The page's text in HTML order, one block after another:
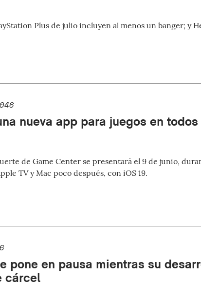
Plus de julio incluyen al menos un banger; y
nueva app para juegos en
de Game Center se presentará el 9 de junio,
TV y Mac poco después, con iOS 19.
pone en pausa mientras su
cárcel